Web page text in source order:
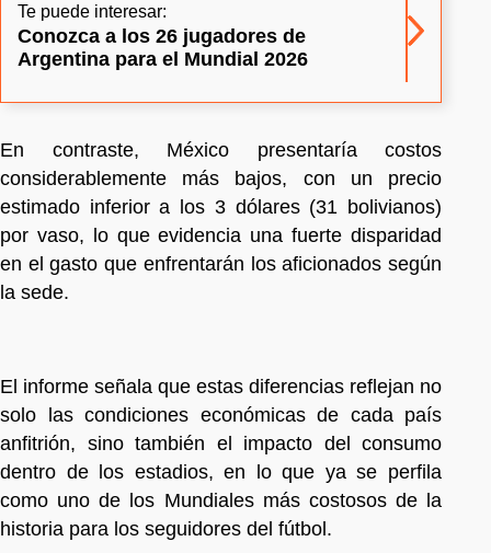
Te puede interesar:
Conozca a los 26 jugadores de
Argentina para el Mundial 2026
En contraste, México presentaría costos
considerablemente más bajos, con un precio
estimado inferior a los 3 dólares (31 bolivianos)
por vaso, lo que evidencia una fuerte disparidad
en el gasto que enfrentarán los aficionados según
la sede.
El informe señala que estas diferencias reflejan no
solo las condiciones económicas de cada país
anfitrión, sino también el impacto del consumo
dentro de los estadios, en lo que ya se perfila
como uno de los Mundiales más costosos de la
historia para los seguidores del fútbol.